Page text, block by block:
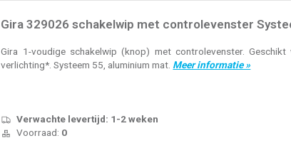
Gira 329026 schakelwip met controlevenster
Gira 1-voudige schakelwip (knop) met controlevenster.
verlichting*. Systeem 55, aluminium mat. Meer informatie »
Verwachte levertijd: 1-2 weken
Voorraad: 0